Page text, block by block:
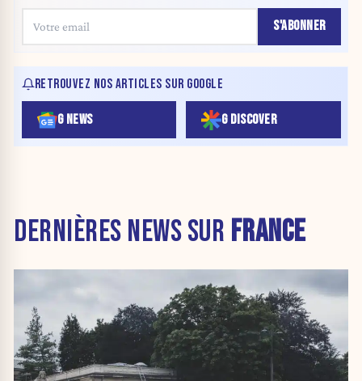
S'ABONNER
RETROUVEZ NOS ARTICLES SUR GOOGLE
G NEWS G DISCOVER
DERNIÈRES NEWS SUR FRANCE